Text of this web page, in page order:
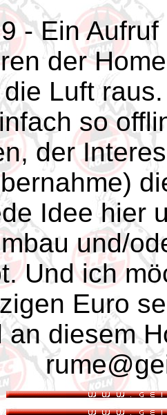
- Ein
der
Luft
so
der
Idee hier
und/
Und ich
Euro
an diesem